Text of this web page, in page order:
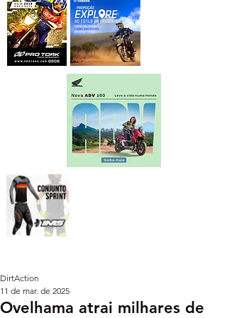
Ovelhama atrai milhares de
DirtAction
11 de mar. de 2025